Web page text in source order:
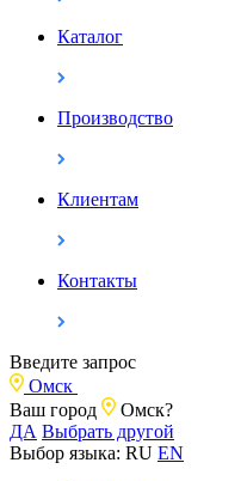
Каталог
Производство
Клиентам
Контакты
Введите запрос
Омск
Ваш город
Омск?
ДА Выбрать другой
Выбор языка: RU EN